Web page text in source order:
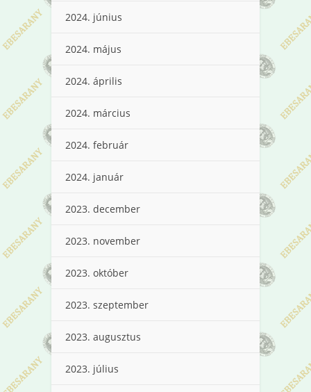
2024. június
2024. május
2024. április
2024. március
2024. február
2024. január
2023. december
2023. november
2023. október
2023. szeptember
2023. augusztus
2023. július